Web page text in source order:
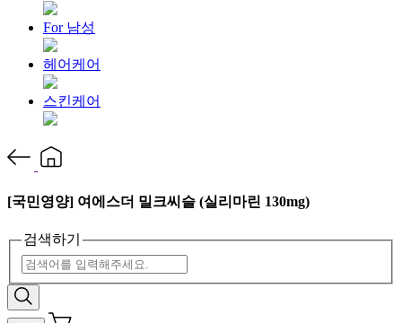
For 남성
헤어케어
스킨케어
[국민영양] 여에스더 밀크씨슬 (실리마린 130mg)
검색하기